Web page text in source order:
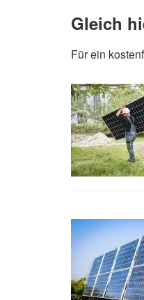
Gleich
Für ein